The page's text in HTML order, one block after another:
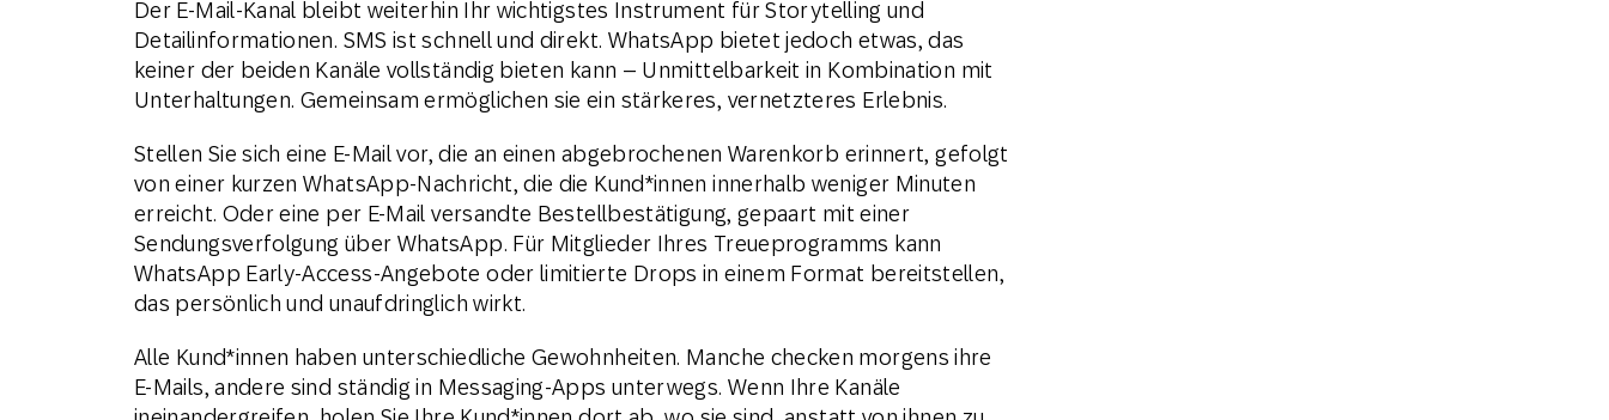
Der E-Mail-Kanal bleibt weiterhin Ihr wichtigstes Instrument für Storytelling und
Detailinformationen. SMS ist schnell und direkt. WhatsApp bietet jedoch etwas, das
keiner der beiden Kanäle vollständig bieten kann – Unmittelbarkeit in Kombination mit
Unterhaltungen. Gemeinsam ermöglichen sie ein stärkeres, vernetzteres Erlebnis.
Stellen Sie sich eine E-Mail vor, die an einen abgebrochenen Warenkorb erinnert, gefolgt
von einer kurzen WhatsApp-Nachricht, die die Kund*innen innerhalb weniger Minuten
erreicht. Oder eine per E-Mail versandte Bestellbestätigung, gepaart mit einer
Sendungsverfolgung über WhatsApp. Für Mitglieder Ihres Treueprogramms kann
WhatsApp Early-Access-Angebote oder limitierte Drops in einem Format bereitstellen,
das persönlich und unaufdringlich wirkt.
Alle Kund*innen haben unterschiedliche Gewohnheiten. Manche checken morgens ihre
E-Mails, andere sind ständig in Messaging-Apps unterwegs. Wenn Ihre Kanäle